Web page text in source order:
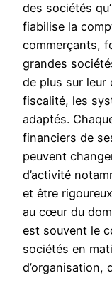
des sociétés
fiabilise la
commerçants,
grandes
de plus sur leur
fiscalité, les
adaptés.
financiers de
peuvent
d’activité
et être
au cœur du
est souvent le
sociétés en
d’organisation,